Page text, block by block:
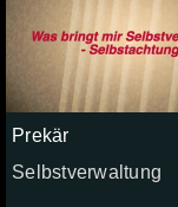
Prekär
Selbstverwaltung